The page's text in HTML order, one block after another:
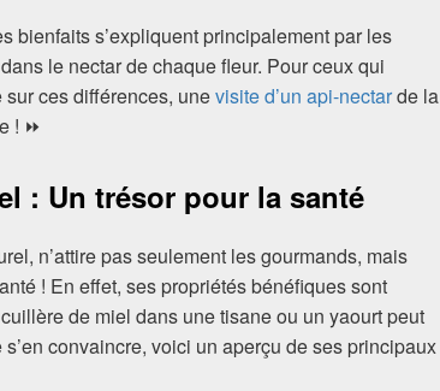
bienfaits s’expliquent principalement par les
le nectar de chaque fleur. Pour ceux qui
ces différences, unevisite d’un api-nectarde la
! ⏩
: Un trésor pour la santé
n’attire pas seulement les gourmands, mais
! En effet, ses propriétés bénéfiques sont
de miel dans une tisane ou un yaourt peut
convaincre, voici un aperçu de ses principaux